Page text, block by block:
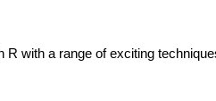
with a range of exciting